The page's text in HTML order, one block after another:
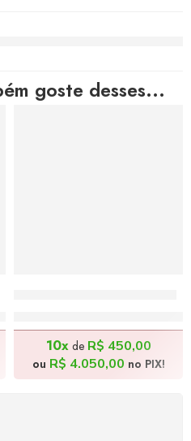
goste desses...
10xde R$ 450,00
ou R$ 4.050,00 no PIX!